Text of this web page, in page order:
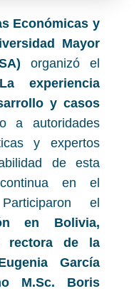
Económicas y
Mayor
organizó el
experiencia
y casos
a autoridades
y expertos
de esta
en el
el
en Bolivia,
rectora de la
García
M.Sc. Boris